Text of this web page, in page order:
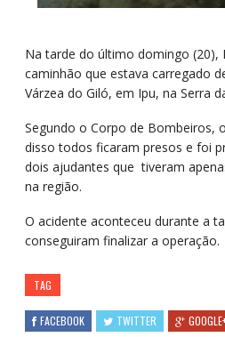
Na tarde do último domingo
caminhão que estava carregado
Várzea do Giló, em Ipu, na Serra
Segundo o Corpo de Bombeiros,
disso todos ficaram presos e foi
dois ajudantes que tiveram
na região.
O acidente aconteceu durante a
conseguiram finalizar a operação.
TAG
FACEBOOK TWITTER